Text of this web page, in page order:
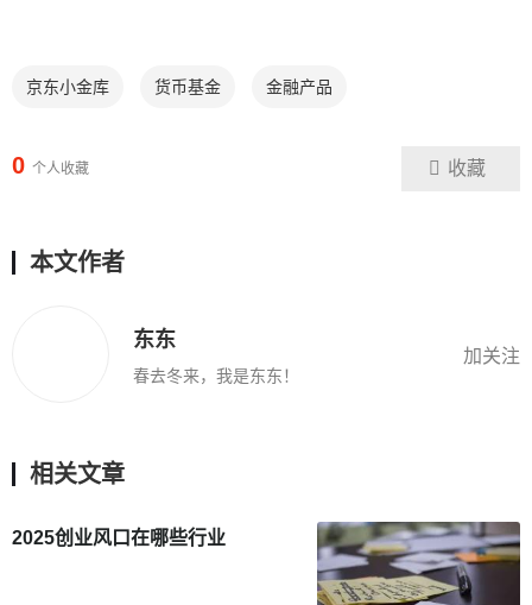
京东小金库 货币基金 金融产品
0 个人收藏 收藏
本文作者
东东
春去冬来，我是东东！
加关注
相关文章
2025创业风口在哪些行业